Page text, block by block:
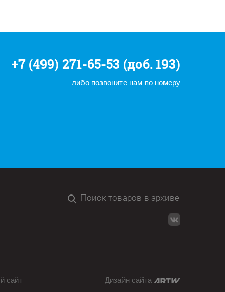
+7 (499) 271-65-53 (доб. 193)
либо позвоните нам по номеру
сайт Дизайн сайта